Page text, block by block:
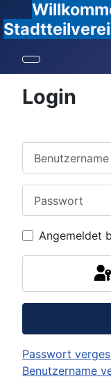
Login
Angemeldet
Passwort
Benutzername